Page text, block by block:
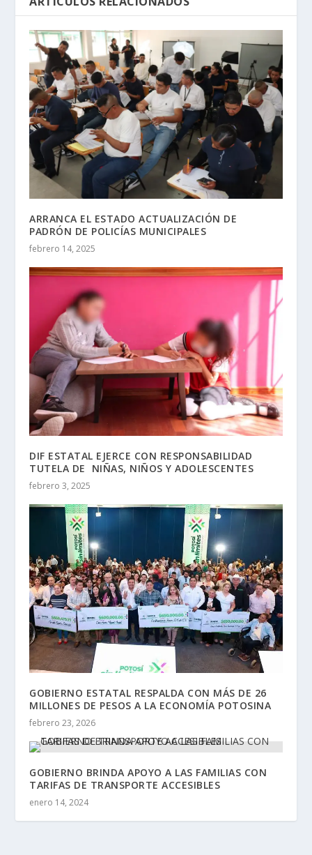
ARRANCA EL ESTADO ACTUALIZACIÓN DE
PADRÓN DE POLICÍAS MUNICIPALES
febrero 14, 2025
DIF ESTATAL EJERCE CON RESPONSABILIDAD
TUTELA DE NIÑAS, NIÑOS Y ADOLESCENTES
febrero 3, 2025
GOBIERNO ESTATAL RESPALDA CON MÁS DE 26
MILLONES DE PESOS A LA ECONOMÍA POTOSINA
febrero 23, 2026
GOBIERNO BRINDA APOYO A LAS FAMILIAS CON
TARIFAS DE TRANSPORTE ACCESIBLES
enero 14, 2024